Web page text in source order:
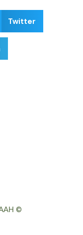
Twitter
©